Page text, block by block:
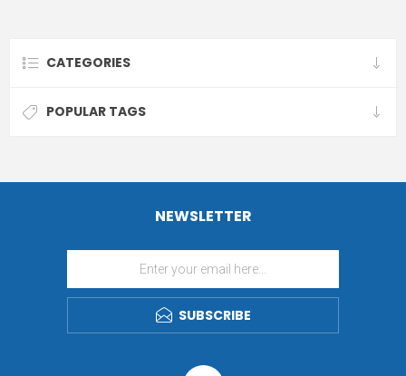
CATEGORIES
POPULAR TAGS
NEWSLETTER
SUBSCRIBE